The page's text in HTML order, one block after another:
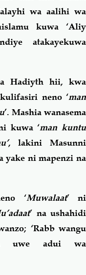
wa aalihi wa
kuwa ‘Aliy
atakayekuwa
Hadiyth hii, kwa
neno ‘man
’. Mashia wanasema
kuwa ‘man kuntu
, lakini Masunni
yake ni mapenzi na
‘Muwalaat’ ni
’ na ushahidi
‘Rabb wangu
uwe adui wa